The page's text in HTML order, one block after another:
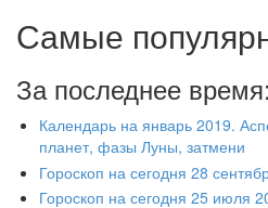
Самые
За последнее время:
Календарь на январь 2019.
планет, фазы Луны, затмени
Гороскоп на сегодня 28
Гороскоп на сегодня 25 июля